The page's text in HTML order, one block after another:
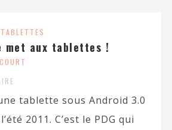
TABLETTES
met aux tablettes !
tablette sous Android 3.0
2011. C’est le PDG qui